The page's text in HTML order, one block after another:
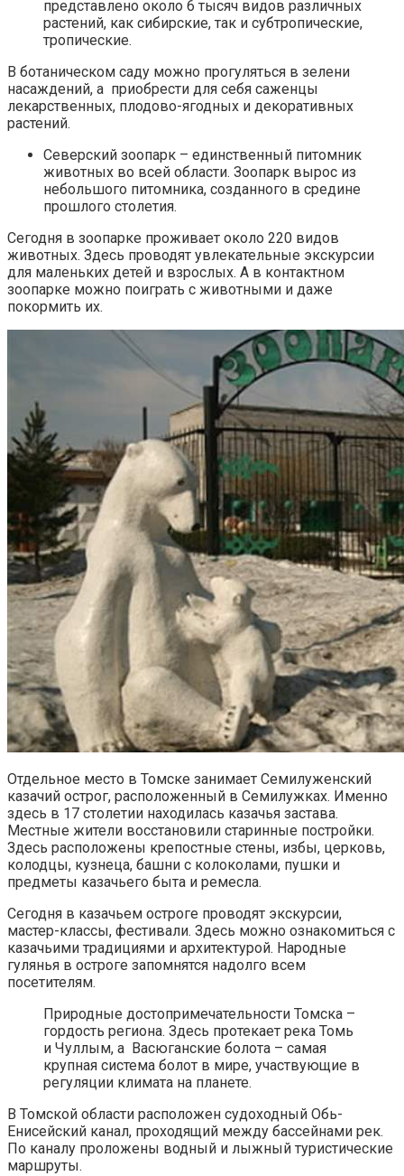
представлено около 6 тысяч видов различных
растений, как сибирские, так и субтропические,
тропические.
В ботаническом саду можно прогуляться в зелени
насаждений, а приобрести для себя саженцы
лекарственных, плодово-ягодных и декоративных
растений.
Северский зоопарк – единственный питомник
животных во всей области. Зоопарк вырос из
небольшого питомника, созданного в средине
прошлого столетия.
Сегодня в зоопарке проживает около 220 видов
животных. Здесь проводят увлекательные экскурсии
для маленьких детей и взрослых. А в контактном
зоопарке можно поиграть с животными и даже
покормить их.
Отдельное место в Томске занимает Семилуженский
казачий острог, расположенный в Семилужках. Именно
здесь в 17 столетии находилась казачья застава.
Местные жители восстановили старинные постройки.
Здесь расположены крепостные стены, избы, церковь,
колодцы, кузнеца, башни с колоколами, пушки и
предметы казачьего быта и ремесла.
Сегодня в казачьем остроге проводят экскурсии,
мастер-классы, фестивали. Здесь можно ознакомиться с
казачьими традициями и архитектурой. Народные
гулянья в остроге запомнятся надолго всем
посетителям.
Природные достопримечательности Томска –
гордость региона. Здесь протекает река Томь
и Чуллым, а Васюганские болота – самая
крупная система болот в мире, участвующие в
регуляции климата на планете.
В Томской области расположен судоходный Обь-
Енисейский канал, проходящий между бассейнами рек.
По каналу проложены водный и лыжный туристические
маршруты.